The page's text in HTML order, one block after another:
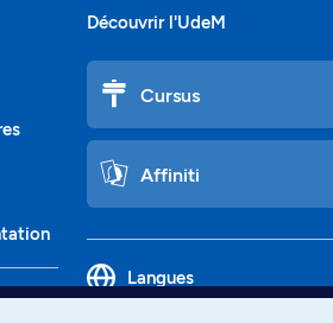
Découvrir l'UdeM
Cursus
Affiniti
Langues